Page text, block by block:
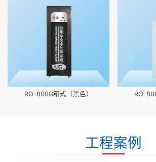
RO-800G箱式（黑色） RO-
工程案例